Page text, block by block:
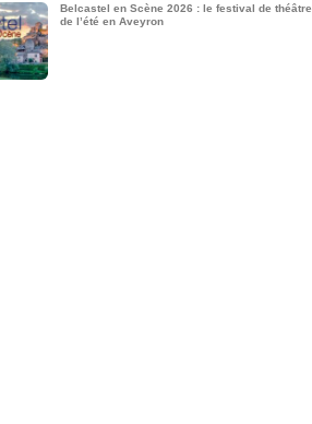
Belcastel en Scène 2026 : le festival de théâtre
de l’été en Aveyron